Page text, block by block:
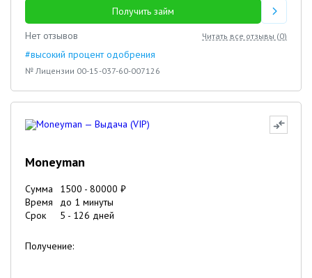
Получить займ
Нет отзывов
Читать все отзывы (0)
#высокий процент одобрения
№ Лицензии 00-15-037-60-007126
Moneyman
Сумма 1500 - 80000 ₽
Время
до 1 минуты
Срок
5 - 126 дней
Получение: